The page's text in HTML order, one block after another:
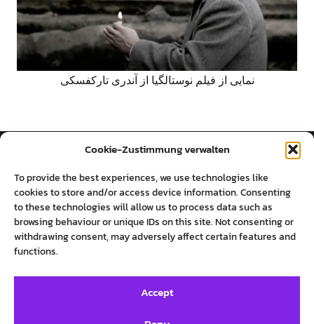
Cookie-Zustimmung verwalten
To provide the best experiences, we use technologies like
cookies to store and/or access device information. Consenting
to these technologies will allow us to process data such as
browsing behaviour or unique IDs on this site. Not consenting or
withdrawing consent, may adversely affect certain features and
functions.
Accept
نمایی از فیلم نوستالگیا از آندری تارکفسکی
روایت‌های پرستو فروهر
SOCIAL MEDIA
Twitter
INFO
Imprint
Cookie-Richtlinie (EU)